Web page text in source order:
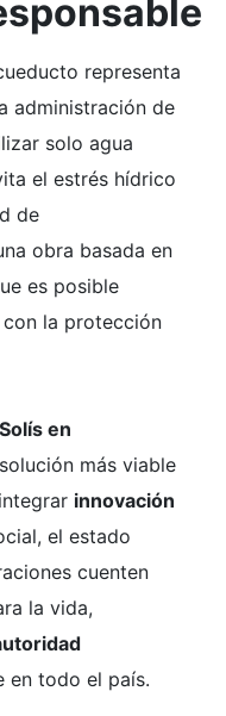
representa
administración de
solo agua
el estrés hídrico
de
obra basada en
es posible
la protección
en
más viable
innovación
el estado
cuenten
la vida,
en todo el país.